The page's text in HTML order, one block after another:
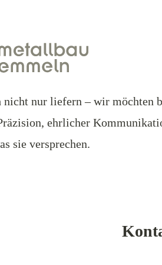
nicht nur liefern – wir möchten
ehrlicher
sie versprechen.